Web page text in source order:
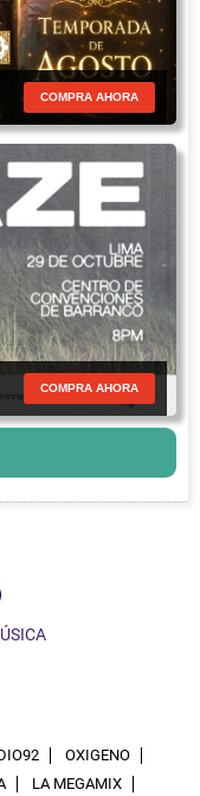
COMPRA AHORA
COMPRA AHORA
OXIGENO
LA MEGAMIX